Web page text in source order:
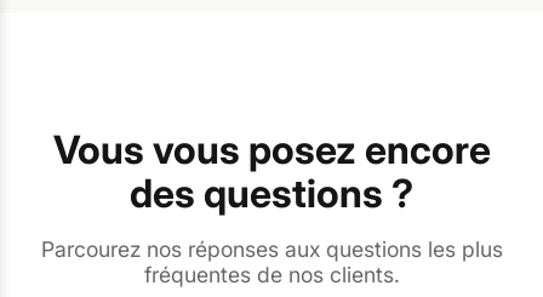
Vous vous posez encore
des questions ?
Parcourez nos réponses aux questions les plus
fréquentes de nos clients.